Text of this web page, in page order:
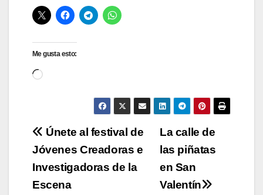
Me gusta esto:
Cargando...
Navegación
de
entradas
La calle de
las piñatas
en San
Valentín
Únete al festival de
Jóvenes Creadoras e
Investigadoras de la
Escena